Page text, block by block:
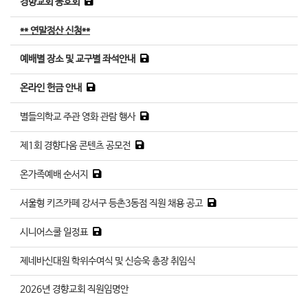
** 연말정산 신청**
예배별 장소 및 교구별 좌석안내
온라인 헌금 안내
별들의학교 주관 영화 관람 행사
제1회 경향다움 콘텐츠 공모전
온가족예배 순서지
서울형 키즈카페 강서구 등촌3동점 직원 채용 공고
시니어스쿨 일정표
제네바신대원 학위수여식 및 신승욱 총장 취임식
2026년 경향교회 직원임명안